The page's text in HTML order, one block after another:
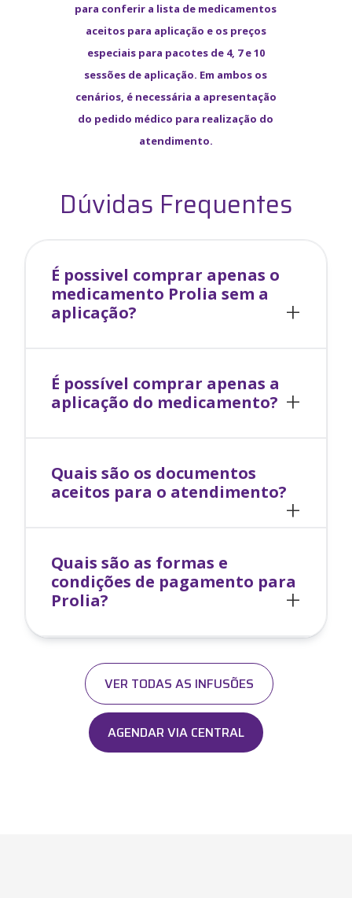
para conferir a lista de medicamentos
aceitos para aplicação e os preços
especiais para pacotes de 4, 7 e 10
sessões de aplicação. Em ambos os
cenários, é necessária a apresentação
do pedido médico para realização do
atendimento.
Dúvidas Frequentes
É possivel comprar apenas o
medicamento Prolia sem a
aplicação?
É possível comprar apenas a
aplicação do medicamento?
Quais são os documentos
aceitos para o atendimento?
Quais são as formas e
condições de pagamento para
Prolia?
VER TODAS AS INFUSÕES
AGENDAR VIA CENTRAL